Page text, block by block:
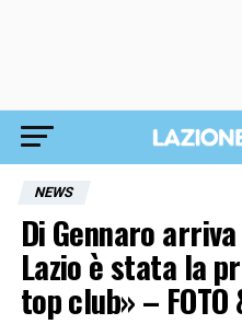
NEWS
Di Gennaro
Lazio è stata la
top club» – FOTO